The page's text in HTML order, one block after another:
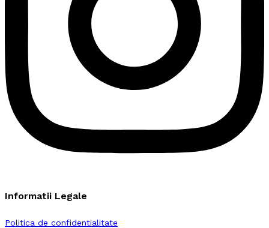
Informatii Legale
Politica de confidentialitate